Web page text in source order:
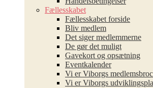
Fællesskabet
Fællesskabet forside
Bliv medlem
Det siger medlemmerne
De gør det muligt
Gavekort og opsætning
Eventkalender
Vi er Viborgs
Vi er Viborgs